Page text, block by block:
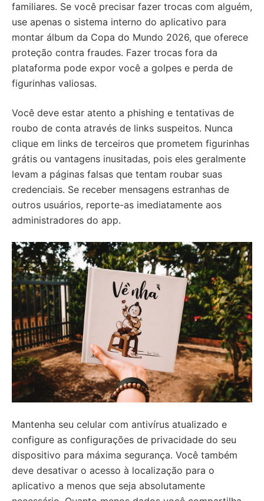
familiares. Se você precisar fazer trocas com alguém,
use apenas o sistema interno do aplicativo para
montar álbum da Copa do Mundo 2026, que oferece
proteção contra fraudes. Fazer trocas fora da
plataforma pode expor você a golpes e perda de
figurinhas valiosas.
Você deve estar atento a phishing e tentativas de
roubo de conta através de links suspeitos. Nunca
clique em links de terceiros que prometem figurinhas
grátis ou vantagens inusitadas, pois eles geralmente
levam a páginas falsas que tentam roubar suas
credenciais. Se receber mensagens estranhas de
outros usuários, reporte-as imediatamente aos
administradores do app.
Mantenha seu celular com antivírus atualizado e
configure as configurações de privacidade do seu
dispositivo para máxima segurança. Você também
deve desativar o acesso à localização para o
aplicativo a menos que seja absolutamente